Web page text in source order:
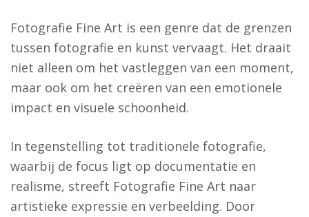
Fotografie Fine Art is een genre dat de grenzen
tussen fotografie en kunst vervaagt. Het draait
niet alleen om het vastleggen van een moment,
maar ook om het creëren van een emotionele
impact en visuele schoonheid.
In tegenstelling tot traditionele fotografie,
waarbij de focus ligt op documentatie en
realisme, streeft Fotografie Fine Art naar
artistieke expressie en verbeelding. Door